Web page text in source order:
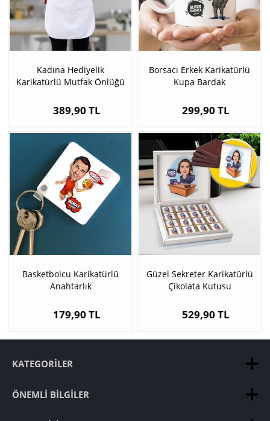
Kadına Hediyelik
Karikatürlü Mutfak Önlüğü
389,90 TL
Borsacı Erkek Karikatürlü
Kupa Bardak
299,90 TL
Basketbolcu Karikatürlü
Anahtarlık
179,90 TL
Güzel Sekreter Karikatürlü
Çikolata Kutusu
529,90 TL
KATEGORILER
ÖNEMLI BILGILER